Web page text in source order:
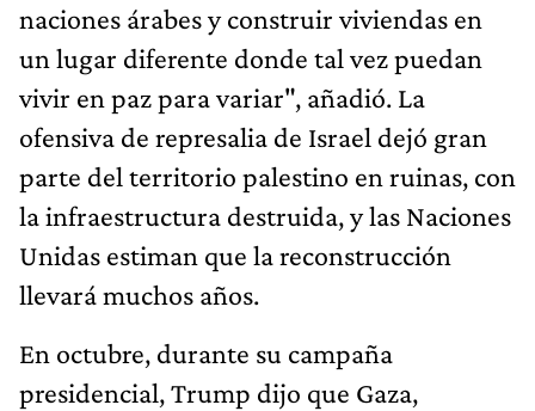
naciones árabes y construir viviendas en
un lugar diferente donde tal vez puedan
vivir en paz para variar", añadió. La
ofensiva de represalia de Israel dejó gran
parte del territorio palestino en ruinas, con
la infraestructura destruida, y las Naciones
Unidas estiman que la reconstrucción
llevará muchos años.
En octubre, durante su campaña
presidencial, Trump dijo que Gaza,